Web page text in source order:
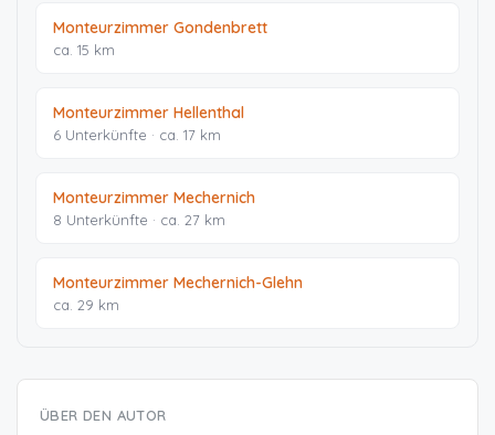
Monteurzimmer Gondenbrett
ca. 15 km
Monteurzimmer Hellenthal
6 Unterkünfte · ca. 17 km
Monteurzimmer Mechernich
8 Unterkünfte · ca. 27 km
Monteurzimmer Mechernich-Glehn
ca. 29 km
ÜBER DEN AUTOR